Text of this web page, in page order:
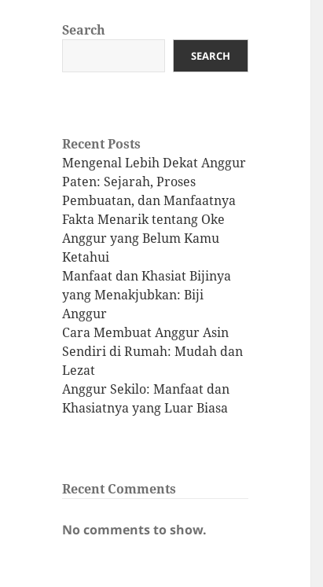
Search
SEARCH
Recent Posts
Mengenal Lebih Dekat Anggur
Paten: Sejarah, Proses
Pembuatan, dan Manfaatnya
Fakta Menarik tentang Oke
Anggur yang Belum Kamu
Ketahui
Manfaat dan Khasiat Bijinya
yang Menakjubkan: Biji
Anggur
Cara Membuat Anggur Asin
Sendiri di Rumah: Mudah dan
Lezat
Anggur Sekilo: Manfaat dan
Khasiatnya yang Luar Biasa
Recent Comments
No comments to show.